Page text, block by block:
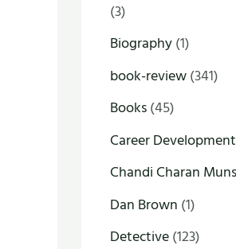
(3)
Biography(1)
book-review(341)
Books(45)
Career Development
Chandi Charan
Dan Brown (1)
Detective(123)